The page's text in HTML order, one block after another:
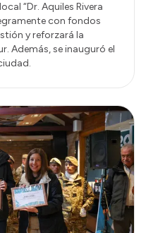
“Dr. Aquiles Rivera
con fondos
y reforzará la
Además, se inauguró el